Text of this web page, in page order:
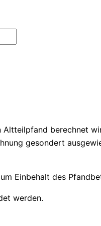
Altteilpfand berechnet
gesondert
Einbehalt des
werden.